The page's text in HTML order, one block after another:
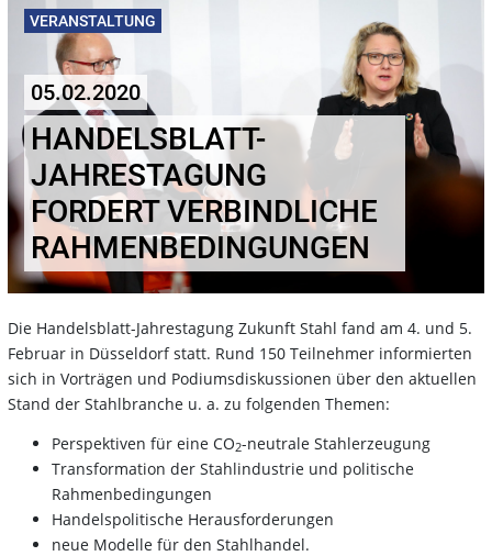
VERANSTALTUNG
05.02.2020
HANDELSBLATT-
JAHRESTAGUNG
FORDERT VERBINDLICHE
RAHMENBEDINGUNGEN
Die Handelsblatt-Jahrestagung Zukunft Stahl fand am 4. und 5.
Februar in Düsseldorf statt. Rund 150 Teilnehmer informierten
sich in Vorträgen und Podiumsdiskussionen über den aktuellen
Stand der Stahlbranche u. a. zu folgenden Themen:
Perspektiven für eine CO2-neutrale Stahlerzeugung
Transformation der Stahlindustrie und politische
Rahmenbedingungen
Handelspolitische Herausforderungen
neue Modelle für den Stahlhandel.